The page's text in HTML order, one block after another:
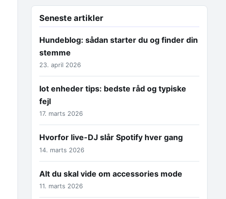
Seneste artikler
Hundeblog: sådan starter du og finder din
stemme
23. april 2026
Iot enheder tips: bedste råd og typiske
fejl
17. marts 2026
Hvorfor live-DJ slår Spotify hver gang
14. marts 2026
Alt du skal vide om accessories mode
11. marts 2026